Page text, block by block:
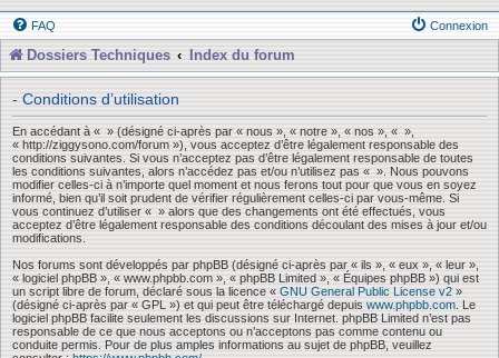
FAQ Connexion
Dossiers Techniques Index du forum
- Conditions d’utilisation
En accédant à « » (désigné ci-après par « nous », « notre », « nos », « »,
« http://ziggysono.com/forum »), vous acceptez d’être légalement responsable des
conditions suivantes. Si vous n’acceptez pas d’être légalement responsable de toutes
les conditions suivantes, alors n’accédez pas et/ou n’utilisez pas « ». Nous pouvons
modifier celles-ci à n’importe quel moment et nous ferons tout pour que vous en soyez
informé, bien qu’il soit prudent de vérifier régulièrement celles-ci par vous-même. Si
vous continuez d’utiliser « » alors que des changements ont été effectués, vous
acceptez d’être légalement responsable des conditions découlant des mises à jour et/ou
modifications.
Nos forums sont développés par phpBB (désigné ci-après par « ils », « eux », « leur »,
« logiciel phpBB », « www.phpbb.com », « phpBB Limited », « Équipes phpBB ») qui est
un script libre de forum, déclaré sous la licence « GNU General Public License v2 »
(désigné ci-après par « GPL ») et qui peut être téléchargé depuis www.phpbb.com . Le
logiciel phpBB facilite seulement les discussions sur Internet. phpBB Limited n’est pas
responsable de ce que nous acceptons ou n’acceptons pas comme contenu ou
conduite permis. Pour de plus amples informations au sujet de phpBB, veuillez